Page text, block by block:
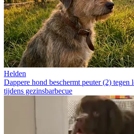
Helden
Dappere hond beschermt peuter (2)
tijdens gezinsbarbecue